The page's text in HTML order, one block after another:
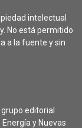
intelectual
No está permitido
a la fuente y sin
grupo editorial
y Nuevas